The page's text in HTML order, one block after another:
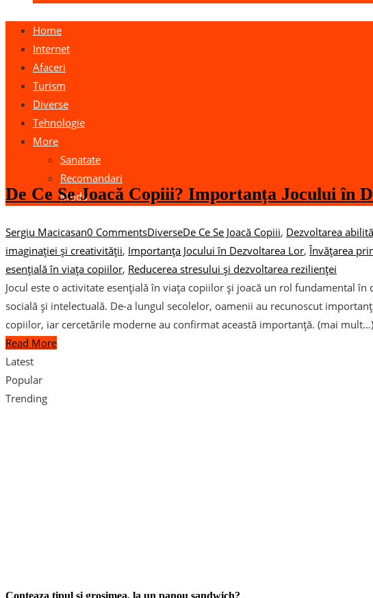
Home
Internet
Afaceri
Turism
Diverse
Tehnologie
More
Sanatate
Recomandari
Moda
De Ce Se Joacă Copiii? Importanța Jocului în
Sergiu Macicasan0 CommentsDiverseDe Ce Se Joacă Copiii, Dezvoltarea
imaginației și creativității, Importanța Jocului în Dezvoltarea Lor,Învățarea
esențială în viața copiilor, Reducerea stresului și dezvoltarea rezilienței
Jocul este o activitate esențială în viața copiilor și joacă un rol fundamental
socială și intelectuală. De-a lungul secolelor, oamenii au recunoscut
copiilor, iar cercetările moderne au confirmat această importanță. (mai mult…)
Read More
Latest
Popular
Trending
Conteaza tipul si grosimea, la un panou sandwich?